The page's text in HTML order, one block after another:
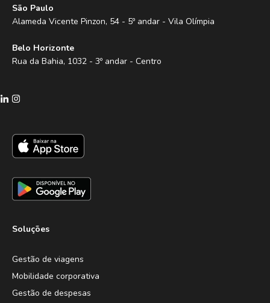
São Paulo
Alameda Vicente Pinzon, 54 - 5º andar - Vila Olímpia
Belo Horizonte
Rua da Bahia, 1032 - 3º andar - Centro
Soluções
Gestão de viagens
Mobilidade corporativa
Gestão de despesas